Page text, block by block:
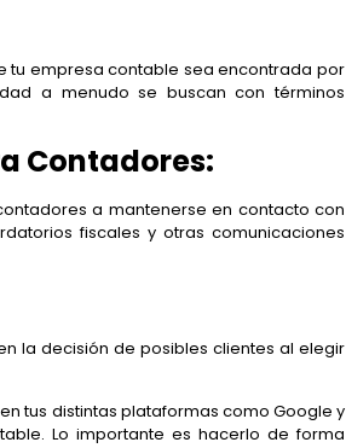
tu empresa contable sea encontrada por
a menudo se buscan con términos
Contadores:
a mantenerse en contacto con
fiscales y otras comunicaciones
la decisión de posibles clientes al elegir
tus distintas plataformas como Google y
Lo importante es hacerlo de forma